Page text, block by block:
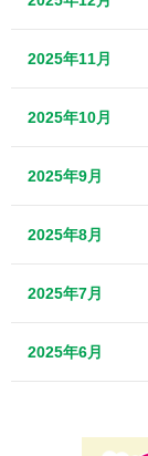
2025年11月
2025年10月
2025年9月
2025年8月
2025年7月
2025年6月